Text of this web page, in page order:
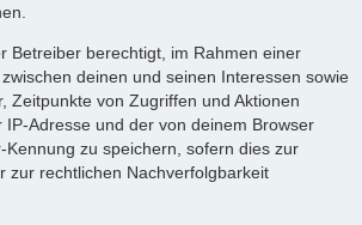
Betreiber berechtigt, im Rahmen einer
deinen und seinen Interessen sowie
Zeitpunkte von Zugriffen und Aktionen
Adresse und der von deinem Browser
Kennung zu speichern, sofern dies zur
zur rechtlichen Nachverfolgbarkeit